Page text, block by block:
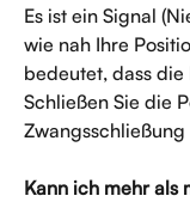
Es ist ein Signal
wie nah Ihre
bedeutet, dass
Schließen Sie die
Kann ich mehr als